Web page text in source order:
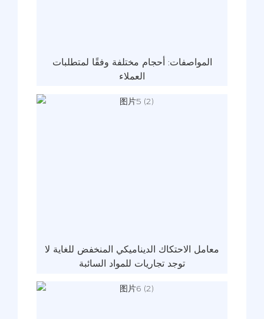
المواصفات: أحجام مختلفة وفقًا لمتطلبات
العملاء
معامل الاحتكاك الديناميكي المنخفض للغاية لا
توجد تجاريات للمواد السائبة